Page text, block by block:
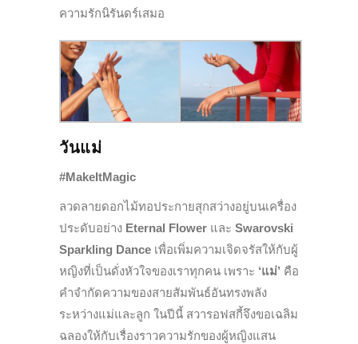
ความรักนิรันดร์เสมอ
วันแม่
#MakeItMagic
ลวดลายดอกไม้ทอประกายสุกสว่างอยู่บนเครื่อง
ประดับอย่าง Eternal Flower และ Swarovski
Sparkling Dance เพื่อเพิ่มความเจิดจรัสให้กับผู้
หญิงที่เป็นดั่งหัวใจของเราทุกคน เพราะ ‘แม่’ คือ
คำจำกัดความของสายสัมพันธ์อันทรงพลัง
ระหว่างแม่และลูก ในปีนี้ สวารอฟสกี้จึงขอเฉลิม
ฉลองให้กับเรื่องราวความรักของผู้หญิงแสน